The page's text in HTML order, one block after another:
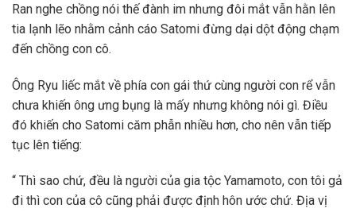
Ran nghe chồng nói thế đành im nhưng đôi mắt vẫn hằn lên
tia lạnh lẽo nhằm cảnh cáo Satomi đừng dại dột động chạm
đến chồng con cô.
Ông Ryu liếc mắt về phía con gái thứ cùng người con rể vẫn
chưa khiến ông ưng bụng là mấy nhưng không nói gì. Điều
đó khiến cho Satomi căm phẫn nhiều hơn, cho nên vẫn tiếp
tục lên tiếng:
“ Thì sao chứ, đều là người của gia tộc Yamamoto, con tôi gả
đi thì con của cô cũng phải được định hôn ước chứ. Địa vị